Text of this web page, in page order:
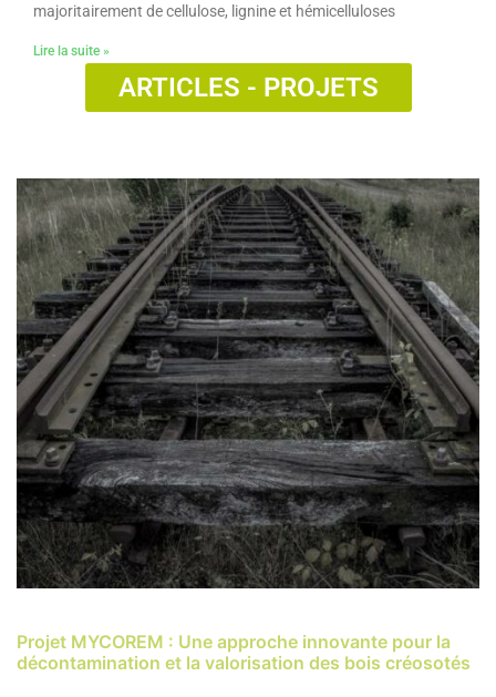
majoritairement de cellulose, lignine et hémicelluloses
Lire la suite »
ARTICLES - PROJETS
Projet MYCOREM : Une approche innovante pour la
décontamination et la valorisation des bois créosotés